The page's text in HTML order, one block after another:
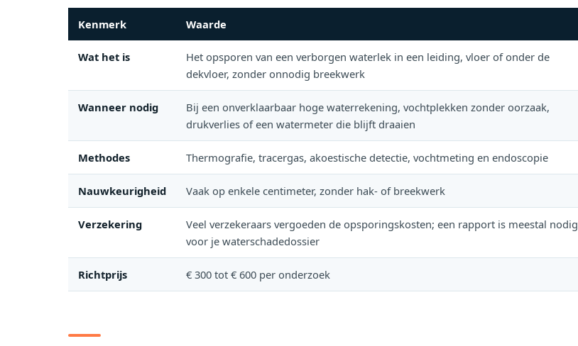
Kenmerk Waarde
Wat het is
Het opsporen van een verborgen waterlek in een leiding, vloer of onder de
dekvloer, zonder onnodig breekwerk
Wanneer nodig
Bij een onverklaarbaar hoge waterrekening, vochtplekken zonder oorzaak,
drukverlies of een watermeter die blijft draaien
Methodes Thermografie, tracergas, akoestische detectie, vochtmeting en endoscopie
Nauwkeurigheid Vaak op enkele centimeter, zonder hak- of breekwerk
Verzekering
Veel verzekeraars vergoeden de opsporingskosten; een rapport is meestal nodig
voor je waterschadedossier
Richtprijs € 300 tot € 600 per onderzoek